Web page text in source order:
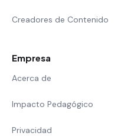
Creadores de Contenido
Empresa
Acerca de
Impacto Pedagógico
Privacidad